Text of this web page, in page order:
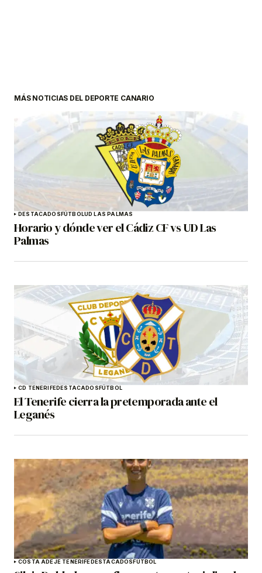
MÁS NOTICIAS DEL DEPORTE CANARIO
DESTACADOSFÚTBOLUD LAS PALMAS
Horario y dónde ver el Cádiz CF vs UD Las
Palmas
CD TENERIFEDESTACADOSFÚTBOL
El Tenerife cierra la pretemporada ante el
Leganés
COSTA ADEJE TENERIFEDESTACADOSFÚTBOL